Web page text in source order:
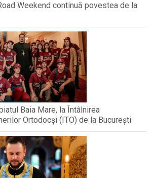
Weekend continuă povestea de la
Baia Mare, la Întâlnirea
Ortodocși (ITO) de la București